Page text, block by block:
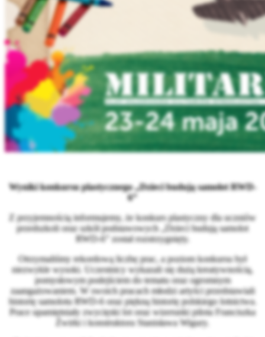
Wyniki konkursu plastycznego „Dzieci budują samolot RWD-
6”
Z przyjemnością informujemy, że konkurs plastyczny dla uczniów
przedszkoli oraz szkół podstawowych „Dzieci budują samolot
RWD-6” został rozstrzygnięty.
Otrzymaliśmy rekordową liczbę prac, a poziom konkursu był
niezwykle wysoki. Uczestnicy wykazali się dużą kreatywnością,
pomysłowym podejściem do tematu oraz ogromnym
zaangażowaniem. W swoich pracach młodzi artyści przedstawiali
historię samolotu RWD-6 oraz piękną historię polskiego lotnictwa.
Prace upamiętniały zwycięski lot oraz wizerunki pilota Franciszka
Żwirki i konstruktora Stanisława Wigury.